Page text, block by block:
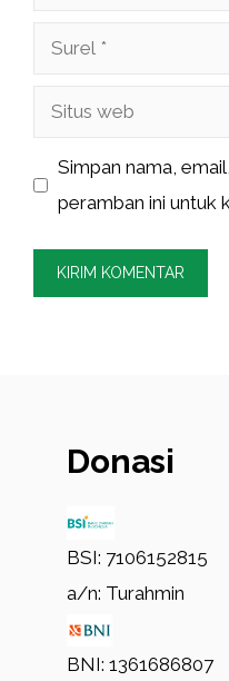
Surel
Situs
Simpan nama,
peramban ini untuk
Donasi
BSI: 7106152815
a/n: Turahmin
BNI: 1361686807